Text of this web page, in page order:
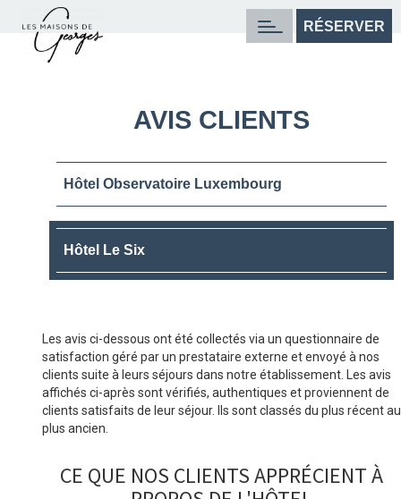
RÉSERVER
HÔTEL LE SIX
RÉSERVER
HOTEL PENTHOUSE LUXEMBOURG
RÉSERVER
HOTEL OBSERVATOIRE LUXEMBOURG
RÉSERVER
HÔTEL DES MINES
AVIS CLIENTS
Hôtel Observatoire Luxembourg
Hôtel Le Six